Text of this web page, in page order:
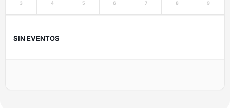
3 4 5 6 7 8 9
SIN EVENTOS